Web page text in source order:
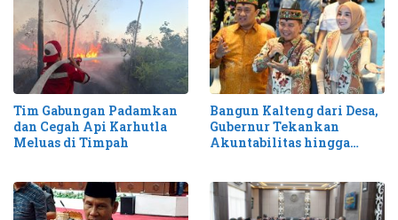
Tim Gabungan Padamkan
dan Cegah Api Karhutla
Meluas di Timpah
Bangun Kalteng dari Desa,
Gubernur Tekankan
Akuntabilitas hingga